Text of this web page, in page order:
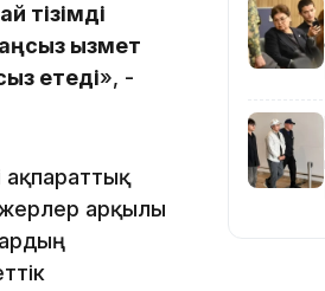
тізімді
қызмет
етеді», -
арқылы
12:31